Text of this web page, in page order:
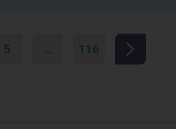
5 … 116